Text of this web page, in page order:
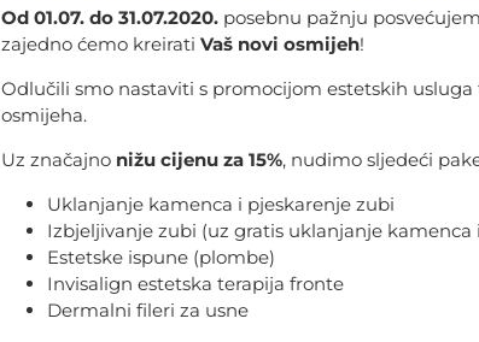
Od 01.07. do 31.07.2020. posebnu pažnju
zajedno ćemo kreirati Vaš novi osmijeh!
Odlučili smo nastaviti s promocijom estetskih
osmijeha.
Uz značajno nižu cijenu za 15%, nudimo sljedeći
Uklanjanje kamenca i pjeskarenje zubi
Izbjeljivanje zubi (uz gratis uklanjanje kamenca
Estetske ispune (plombe)
Invisalign estetska terapija fronte
Dermalni fileri za usne